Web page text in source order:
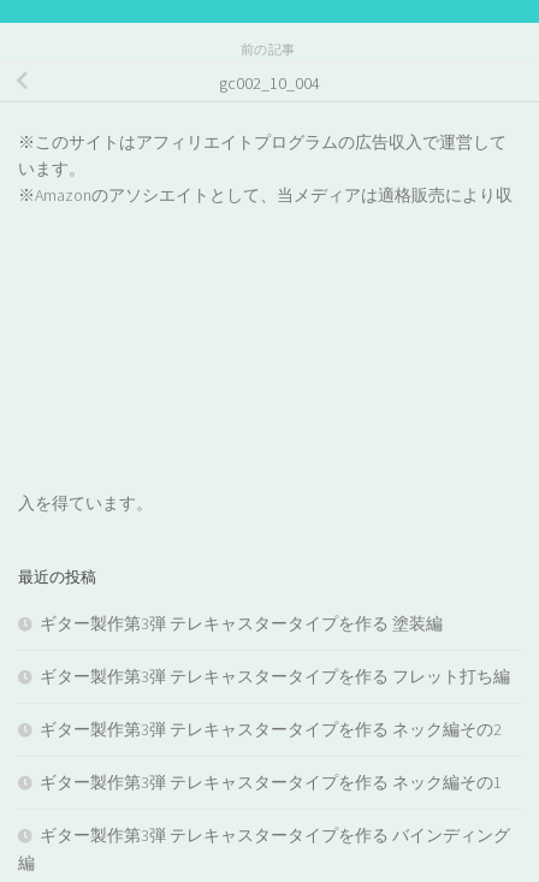
前の記事
gc002_10_004
※このサイトはアフィリエイトプログラムの広告収入で運営して
います。
※Amazonのアソシエイトとして、当メディアは適格販売により収
入を得ています。
最近の投稿
ギター製作第3弾 テレキャスタータイプを作る 塗装編
ギター製作第3弾 テレキャスタータイプを作る フレット打ち編
ギター製作第3弾 テレキャスタータイプを作る ネック編その2
ギター製作第3弾 テレキャスタータイプを作る ネック編その1
ギター製作第3弾 テレキャスタータイプを作る バインディング
編